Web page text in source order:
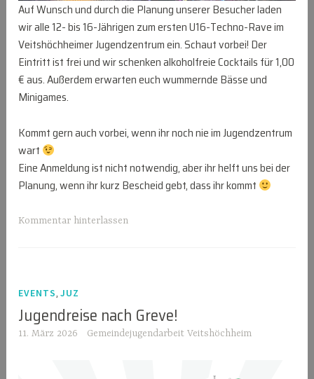
Auf Wunsch und durch die Planung unserer Besucher laden
wir alle 12- bis 16-Jährigen zum ersten U16-Techno-Rave im
Veitshöchheimer Jugendzentrum ein. Schaut vorbei! Der
Eintritt ist frei und wir schenken alkoholfreie Cocktails für 1,00
€ aus. Außerdem erwarten euch wummernde Bässe und
Minigames.
Kommt gern auch vorbei, wenn ihr noch nie im Jugendzentrum
wart
Eine Anmeldung ist nicht notwendig, aber ihr helft uns bei der
Planung, wenn ihr kurz Bescheid gebt, dass ihr kommt
Kommentar hinterlassen
EVENTS,JUZ
Jugendreise nach Greve!
11. März 2026 Gemeindejugendarbeit Veitshöchheim